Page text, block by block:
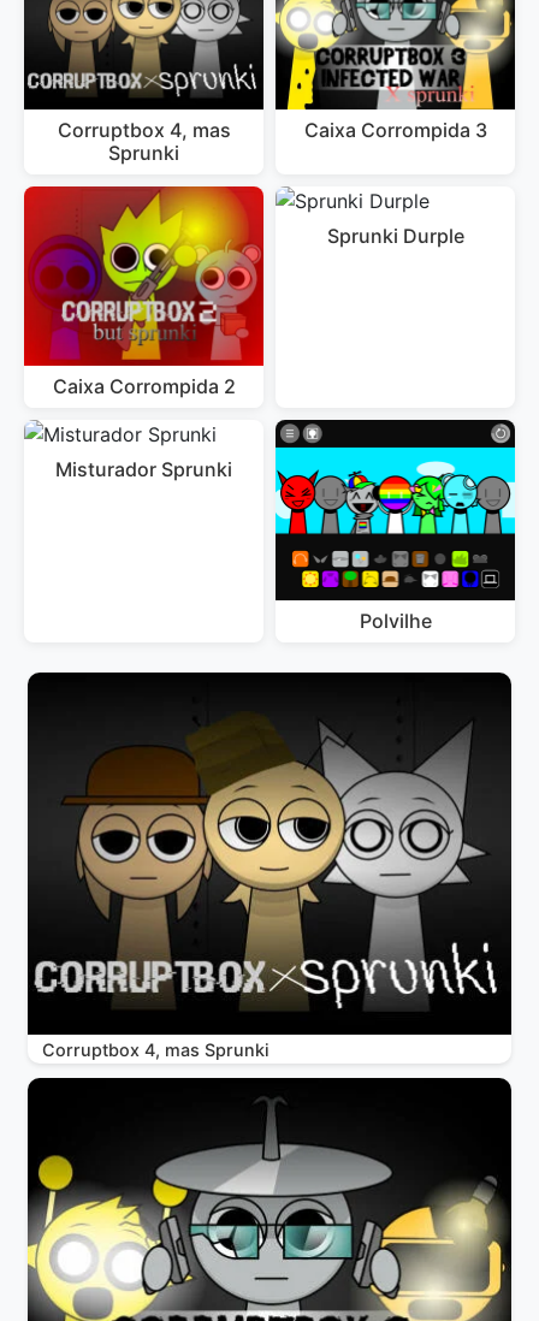
Corruptbox 4, mas
Sprunki
Caixa Corrompida 3
Caixa Corrompida 2
Sprunki Durple
Misturador Sprunki
Polvilhe
Corruptbox 4, mas Sprunki